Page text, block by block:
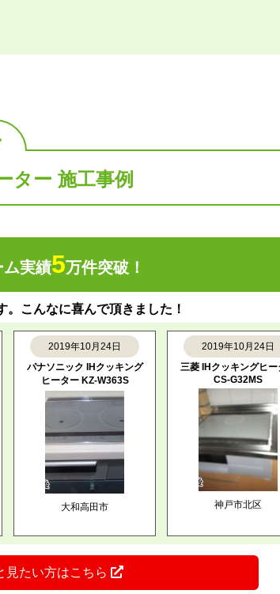
ター 施工事例
ム実績5万件突破！
こんなに喜んで頂きました！
2019年10月24日
パナソニック IHクッキング
ヒーター KZ-W363S
大和高田市
2019年10月24日
三菱 IHクッキングヒーター
CS-G32MS
神戸市北区
見たい方はこちら